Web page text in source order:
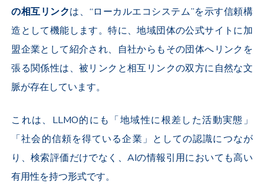
の相互リンクは、“ローカルエコシステム”を示す信頼構
造として機能します。特に、地域団体の公式サイトに加
盟企業として紹介され、自社からもその団体へリンクを
張る関係性は、被リンクと相互リンクの双方に自然な文
脈が存在しています。
これは、LLMO的にも「地域性に根差した活動実態」
「社会的信頼を得ている企業」としての認識につなが
り、検索評価だけでなく、AIの情報引用においても高い
有用性を持つ形式です。